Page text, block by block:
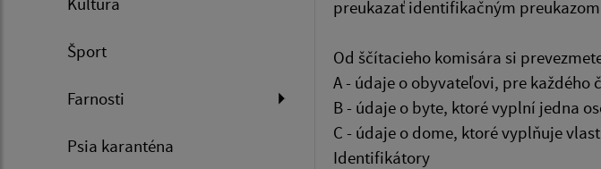
Šport
Farnosti
Psia karanténa
preukazať identifikačným
Od ščítacieho komisára si
A - údaje o obyvateľovi, pre každého
B - údaje o byte, ktoré vyplní jedna
C - údaje o dome, ktoré vyplňuje
Identifikátory